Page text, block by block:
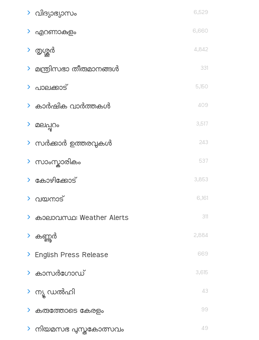
വിദ്യാഭ്യാസം 6,529
എറണാകുളം 6,660
തൃശ്ശൂർ 4,842
മന്ത്രിസഭാ തീരുമാനങ്ങൾ 331
പാലക്കാട് 5,150
കാർഷിക വാർത്തകൾ 409
മലപ്പുറം 3,517
സർക്കാർ ഉത്തരവുകൾ 243
സാംസ്കാരികം 537
കോഴിക്കോട് 3,853
വയനാട് 6,161
കാലാവസ്ഥ: Weather Alerts 311
കണ്ണൂർ 2,884
English Press Release 669
കാസർഗോഡ് 3,615
ന്യൂ ഡൽഹി 43
കരുത്തോടെ കേരളം 99
നിയമസഭ പുസ്തകോത്സവം 49